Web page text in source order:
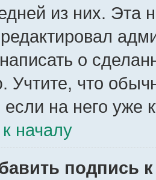
из них. Эта
о
Учтите, что
на него уже
началу
подпись